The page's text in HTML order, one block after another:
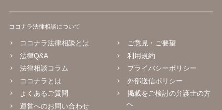
ココナラ法律相談について
ココナラ法律相談とは
法律Q&A
法律相談コラム
ココナラとは
よくあるご質問
運営へのお問い合わせ
ご意見・ご要望
利用規約
プライバシーポリシー
外部送信ポリシー
掲載をご検討の弁護士の方
へ